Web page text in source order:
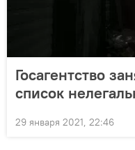
Госагентство
список
29 января 2021, 22:46